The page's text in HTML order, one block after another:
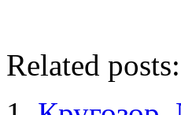
Related posts: